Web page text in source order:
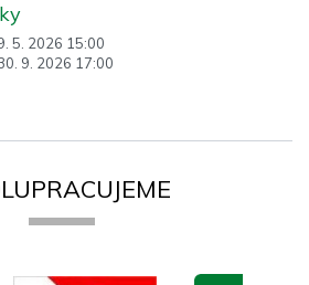
5. 2026 15:00
9. 2026 17:00